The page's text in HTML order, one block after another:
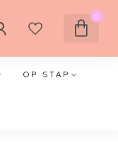
0
OP STAP